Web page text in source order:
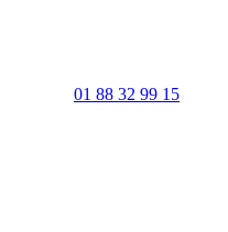
01 88 32 99 15